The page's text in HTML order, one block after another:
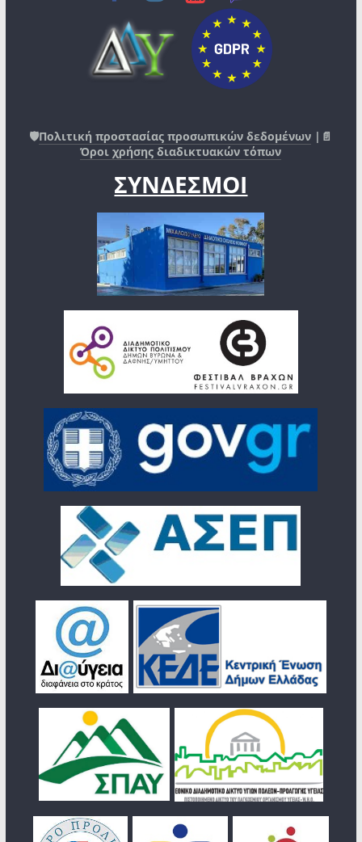
🛡️Πολιτική προστασίας προσωπικών δεδομένων |📄
Όροι χρήσης διαδικτυακών τόπων
ΣΥΝΔΕΣΜΟΙ